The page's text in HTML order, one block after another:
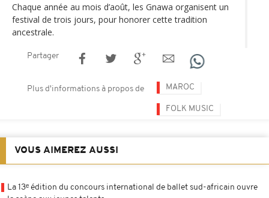
Chaque année au mois d’août, les Gnawa organisent un
festival de trois jours, pour honorer cette tradition
ancestrale.
Partager
Plus d'informations à propos de MAROC
FOLK MUSIC
VOUS AIMEREZ AUSSI
La 13ᵉ édition du concours international de ballet sud-africain ouvre